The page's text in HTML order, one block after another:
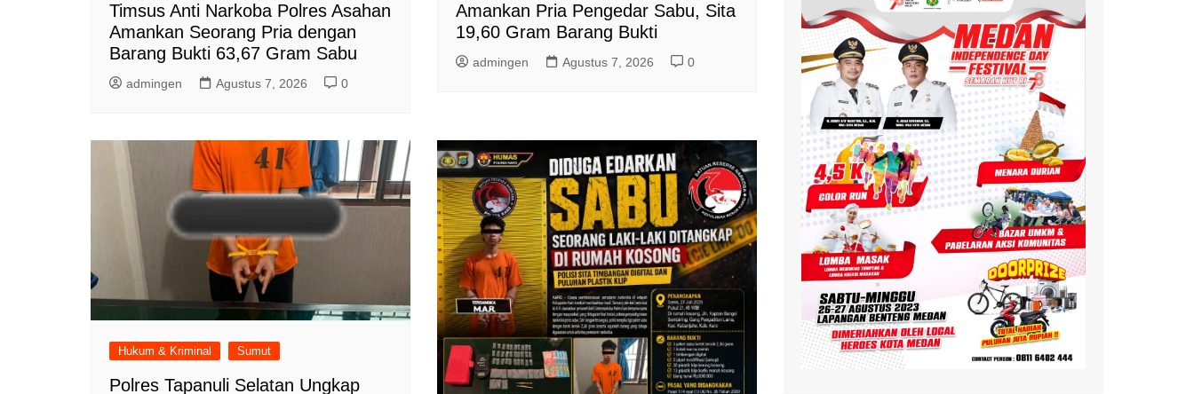
Timsus Anti Narkoba Polres Asahan
Amankan Seorang Pria dengan
Barang Bukti 63,67 Gram Sabu
admingen Agustus 7, 2026 0
Amankan Pria Pengedar Sabu, Sita
19,60 Gram Barang Bukti
admingen Agustus 7, 2026 0
Hukum & Kriminal Sumut
Polres Tapanuli Selatan Ungkap